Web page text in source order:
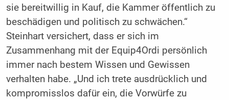
sie bereitwillig in Kauf, die Kammer öffentlich zu
beschädigen und politisch zu schwächen.“
Steinhart versichert, dass er sich im
Zusammenhang mit der Equip4Ordi persönlich
immer nach bestem Wissen und Gewissen
verhalten habe. „Und ich trete ausdrücklich und
kompromisslos dafür ein, die Vorwürfe zu